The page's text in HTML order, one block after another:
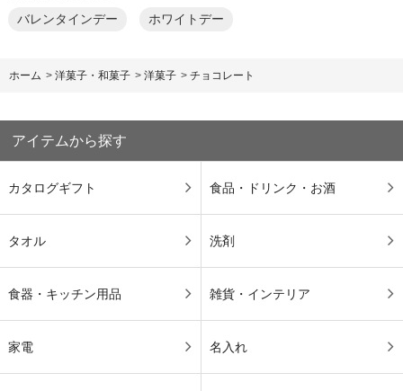
バレンタインデー ホワイトデー
ホーム > 洋菓子・和菓子 > 洋菓子 > チョコレート
アイテムから探す
カタログギフト 食品・ドリンク・お酒
タオル 洗剤
食器・キッチン用品 雑貨・インテリア
家電 名入れ